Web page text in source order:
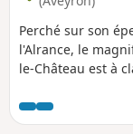
Perché sur son
l'Alrance, le
le-Château est à